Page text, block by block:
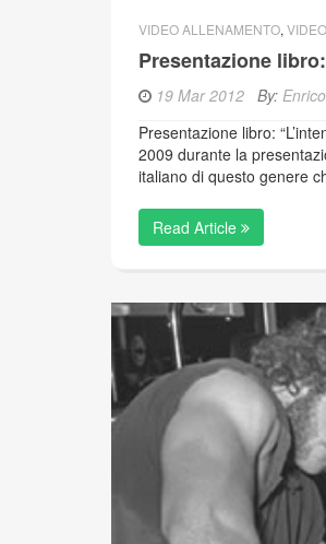
VIDEO ALLENAMENTO,
Presentazione
19 Mar 2012 By:
Presentazione libro:
2009 durante la
italiano di questo genere
Read Article